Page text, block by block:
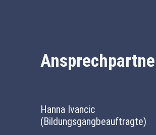
Hanna Ivancic
(Bildungsgangbeauftragte)